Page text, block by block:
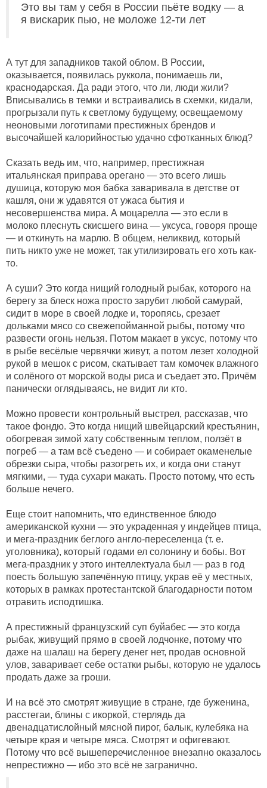
Это вы там у себя в России пьёте водку — а
я вискарик пью, не моложе 12-ти лет
А тут для западников такой облом. В России,
оказывается, появилась руккола, понимаешь ли,
краснодарская. Да ради этого, что ли, люди жили?
Вписывались в темки и встраивались в схемки, кидали,
прогрызали путь к светлому будущему, освещаемому
неоновыми логотипами престижных брендов и
высочайшей калорийностью удачно сфотканных блюд?
Сказать ведь им, что, например, престижная
итальянская приправа орегано — это всего лишь
душица, которую моя бабка заваривала в детстве от
кашля, они ж удавятся от ужаса бытия и
несовершенства мира. А моцарелла — это если в
молоко плеснуть скисшего вина — уксуса, говоря проще
— и откинуть на марлю. В общем, неликвид, который
пить никто уже не может, так утилизировать его хоть как-
то.
А суши? Это когда нищий голодный рыбак, которого на
берегу за блеск ножа просто зарубит любой самурай,
сидит в море в своей лодке и, торопясь, срезает
дольками мясо со свежепойманной рыбы, потому что
развести огонь нельзя. Потом макает в уксус, потому что
в рыбе весёлые червячки живут, а потом лезет холодной
рукой в мешок с рисом, скатывает там комочек влажного
и солёного от морской воды риса и съедает это. Причём
панически оглядываясь, не видит ли кто.
Можно провести контрольный выстрел, рассказав, что
такое фондю. Это когда нищий швейцарский крестьянин,
обогревая зимой хату собственным теплом, ползёт в
погреб — а там всё съедено — и собирает окаменелые
обрезки сыра, чтобы разогреть их, и когда они станут
мягкими, — туда сухари макать. Просто потому, что есть
больше нечего.
Еще стоит напомнить, что единственное блюдо
американской кухни — это украденная у индейцев птица,
и мега-праздник беглого англо-переселенца (т. е.
уголовника), который годами ел солонину и бобы. Вот
мега-праздник у этого интеллектуала был — раз в год
поесть большую запечённую птицу, украв её у местных,
которых в рамках протестантской благодарности потом
отравить исподтишка.
А престижный французский суп буйабес — это когда
рыбак, живущий прямо в своей лодчонке, потому что
даже на шалаш на берегу денег нет, продав основной
улов, заваривает себе остатки рыбы, которую не удалось
продать даже за гроши.
И на всё это смотрят живущие в стране, где буженина,
расстегаи, блины с икоркой, стерлядь да
двенадцатислойный мясной пирог, балык, кулебяка на
четыре края и четыре мяса. Смотрят и офигевают.
Потому что всё вышеперечисленное внезапно оказалось
непрестижно — ибо это всё не загранично.